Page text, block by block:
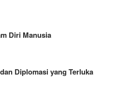
Diri Manusia
Diplomasi yang Terluka